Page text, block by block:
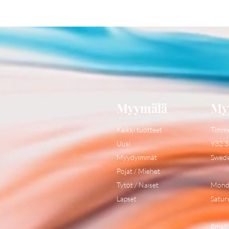
Myymälä
Kaikki tuotteet
Uusi
Myydyimmät
Pojat / Miehet
Tytöt / Naiset
Lapset
932